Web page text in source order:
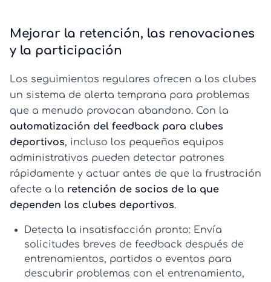
Mejorar la retención, las renovaciones
y la participación
Los seguimientos regulares ofrecen a los clubes
un sistema de alerta temprana para problemas
que a menudo provocan abandono. Con la
automatización del feedback para clubes
deportivos, incluso los pequeños equipos
administrativos pueden detectar patrones
rápidamente y actuar antes de que la frustración
afecte a la retención de socios de la que
dependen los clubes deportivos.
Detecta la insatisfacción pronto: Envía
solicitudes breves de feedback después de
entrenamientos, partidos o eventos para
descubrir problemas con el entrenamiento,